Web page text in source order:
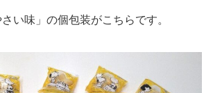
い味」の個包装がこちらです。